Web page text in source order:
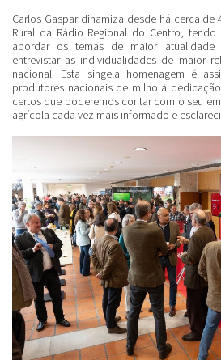
Carlos Gaspardinamiza desde há cerca de
Rural da Rádio Regional do Centro,
abordar os temas de maior
entrevistar as individualidades de maior
nacional. Esta singela homenagem é
produtores nacionais de milho à
certos que poderemos contar com o seu
agrícola cada vez mais informado e